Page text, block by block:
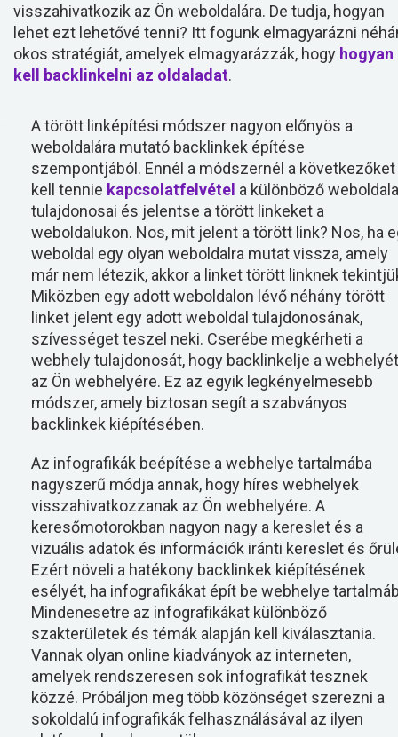
visszahivatkozik az Ön weboldalára. De tudja, hogyan
lehet ezt lehetővé tenni? Itt fogunk elmagyarázni
okos stratégiát, amelyek elmagyarázzák, hogy hogyan
kell backlinkelni az oldaladat.
A törött linképítési módszer nagyon előnyös a
weboldalára mutató backlinkek építése
szempontjából. Ennél a módszernél a következőket
kell tennie kapcsolatfelvétel a különböző
tulajdonosai és jelentse a törött linkeket a
weboldalukon. Nos, mit jelent a törött link? Nos, ha
weboldal egy olyan weboldalra mutat vissza, amely
már nem létezik, akkor a linket törött linknek
Miközben egy adott weboldalon lévő néhány törött
linket jelent egy adott weboldal tulajdonosának,
szívességet teszel neki. Cserébe megkérheti a
webhely tulajdonosát, hogy backlinkelje a webhelyét
az Ön webhelyére. Ez az egyik legkényelmesebb
módszer, amely biztosan segít a szabványos
backlinkek kiépítésében.
Az infografikák beépítése a webhelye tartalmába
nagyszerű módja annak, hogy híres webhelyek
visszahivatkozzanak az Ön webhelyére. A
keresőmotorokban nagyon nagy a kereslet és a
vizuális adatok és információk iránti kereslet és
Ezért növeli a hatékony backlinkek kiépítésének
esélyét, ha infografikákat épít be webhelye
Mindenesetre az infografikákat különböző
szakterületek és témák alapján kell kiválasztania.
Vannak olyan online kiadványok az interneten,
amelyek rendszeresen sok infografikát tesznek
közzé. Próbáljon meg több közönséget szerezni a
sokoldalú infografikák felhasználásával az ilyen